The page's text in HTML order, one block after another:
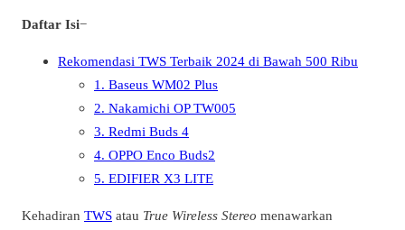
Daftar Isi−
Rekomendasi TWS Terbaik 2024 di Bawah 500 Ribu
1. Baseus WM02 Plus
2. Nakamichi OP TW005
3. Redmi Buds 4
4. OPPO Enco Buds2
5. EDIFIER X3 LITE
Kehadiran TWS atau True Wireless Stereo menawarkan